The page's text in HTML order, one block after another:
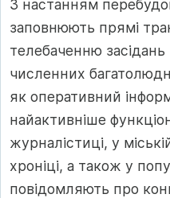
З настанням
заповнюють прямі
телебаченню
численних
як оперативний
найактивніше
журналістиці, у
хроніці, а також у
повідомляють про